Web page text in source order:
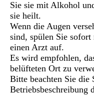
Sie sie mit Alkohol
sie heilt.
Wenn die Augen
sind, spülen Sie sofort
einen Arzt auf.
Es wird empfohlen,
belüfteten Ort zu
Bitte beachten Sie die
Betriebsbeschreibung